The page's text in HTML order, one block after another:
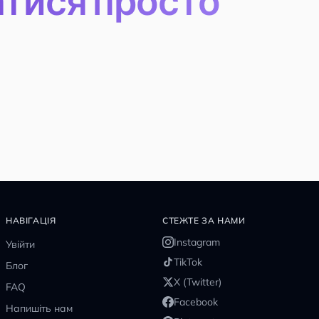
НАВІГАЦІЯ
Увійти
Блог
FAQ
Напишіть нам
СТЕЖТЕ ЗА НАМИ
Instagram
TikTok
X (Twitter)
Facebook